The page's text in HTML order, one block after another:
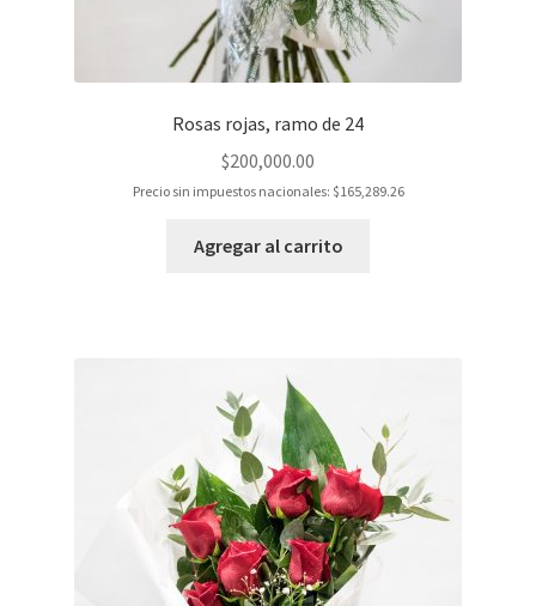
Rosas rojas, ramo de 24
$200,000.00
Precio sin impuestos nacionales: $165,289.26
Agregar al carrito